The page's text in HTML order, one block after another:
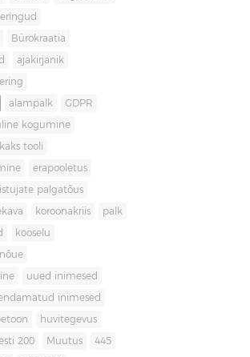
Bürokraatia
ajakirjanik
alampalk GDPR
kogumine
kaks tooli
erapooletus
palgatõus
koroonakriis palk
kooselu
uued inimesed
inimesed
huvitegevus
200 Muutus 445